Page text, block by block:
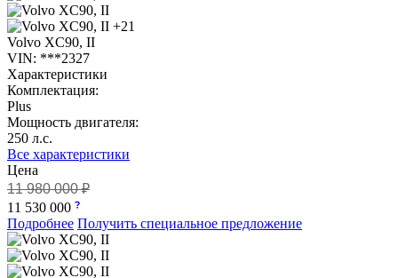
+21
Volvo XC90, II
VIN: ***2327
Характеристики
Комплектация:
Plus
Мощность двигателя:
250 л.с.
Все характеристики
Цена
11 980 000 ₽
11 530 000
Подробнее Получить специальное предложение